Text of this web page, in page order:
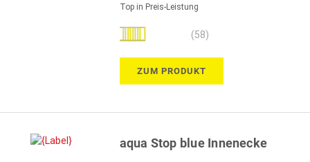
Top in Preis-Leistung
Bewertung: (58)
ZUM PRODUKT
aqua Stop blue Innenecke